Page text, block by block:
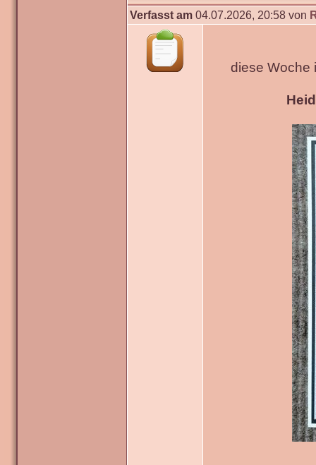
Verfasst am 04.07.2026, 20:58 von
diese Woche